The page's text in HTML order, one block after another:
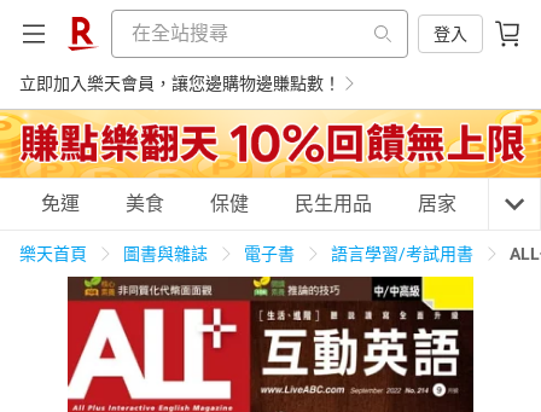
登入
立即加入樂天會員，讓您邊購物邊賺點數！
購物網分類
天天免運 美食蛋糕 養生保健 民生用品
免運 美食 保健 民生用品 居家 3C
樂天首頁 圖書與雜誌 電子書 語言學習/考試用書